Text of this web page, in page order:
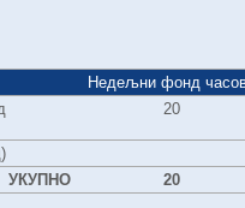
Недељни фонд
20
УКУПНО
20